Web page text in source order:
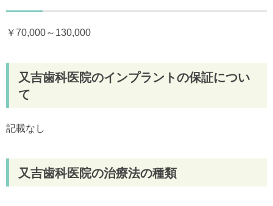
￥70,000～130,000
又吉歯科医院のインプラントの保証につい
て
記載なし
又吉歯科医院の治療法の種類